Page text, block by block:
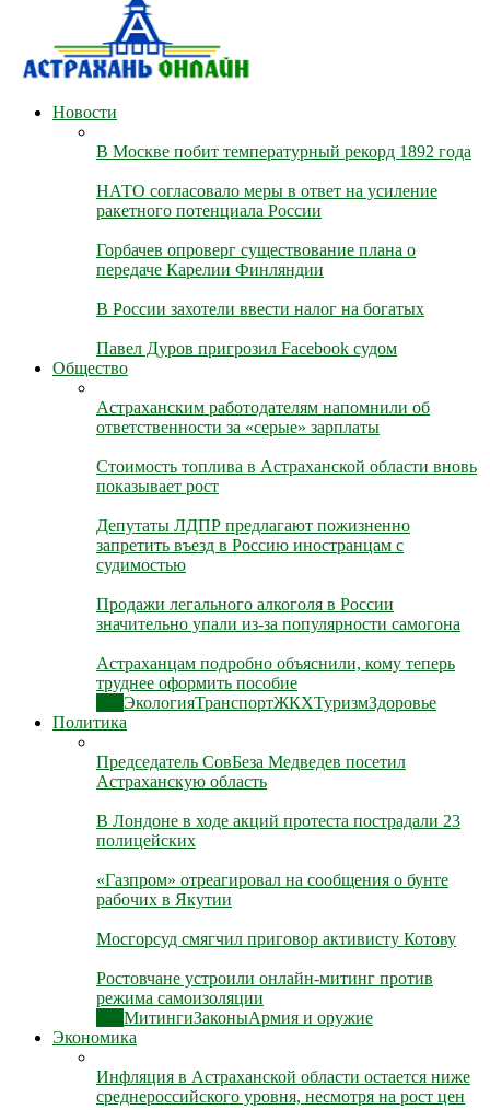
Новости
В Москве побит температурный рекорд 1892 года
НАТО согласовало меры в ответ на усиление
ракетного потенциала России
Горбачев опроверг существование плана о
передаче Карелии Финляндии
В России захотели ввести налог на богатых
Павел Дуров пригрозил Facebook судом
Общество
Астраханским работодателям напомнили об
ответственности за «серые» зарплаты
Стоимость топлива в Астраханской области вновь
показывает рост
Депутаты ЛДПР предлагают пожизненно
запретить въезд в Россию иностранцам с
судимостью
Продажи легального алкоголя в России
значительно упали из-за популярности самогона
Астраханцам подробно объяснили, кому теперь
труднее оформить пособие
ЭкологияТранспортЖКХТуризмЗдоровье
Политика
Председатель СовБеза Медведев посетил
Астраханскую область
В Лондоне в ходе акций протеста пострадали 23
полицейских
«Газпром» отреагировал на сообщения о бунте
рабочих в Якутии
Мосгорсуд смягчил приговор активисту Котову
Ростовчане устроили онлайн-митинг против
режима самоизоляции
МитингиЗаконыАрмия и оружие
Экономика
Инфляция в Астраханской области остается ниже
среднероссийского уровня, несмотря на рост цен